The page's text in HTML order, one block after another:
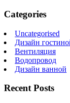
Categories
Uncategorised
Дизайн
Вентиляция
Водопровод
Дизайн ванной
Recent Posts